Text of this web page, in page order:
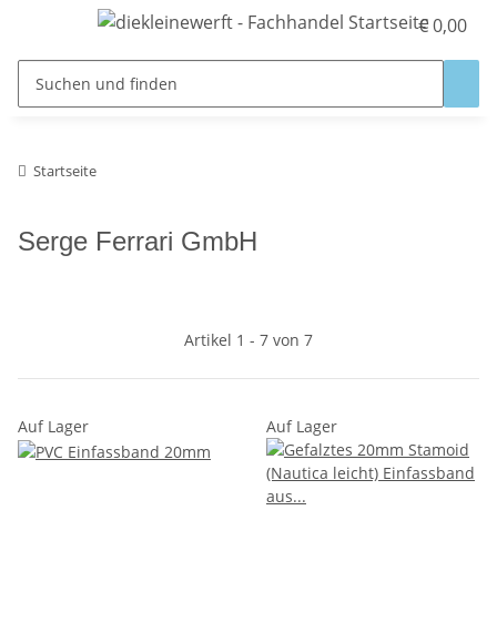
€ 0,00
Startseite
Serge Ferrari GmbH
Artikel 1 - 7 von 7
Auf Lager Auf Lager